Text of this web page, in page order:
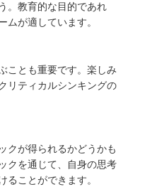
。教育的な目的であれ
ムが適しています。
ことも重要です。楽しみ
リティカルシンキングの
クが得られるかどうかも
クを通じて、自身の思考
ることができます。